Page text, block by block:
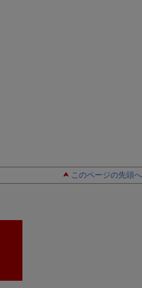
このページの先頭へ